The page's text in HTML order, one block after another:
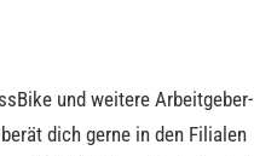
und weitere Arbeitgeber-
dich gerne in den Filialen